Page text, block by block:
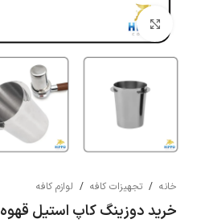
بزرگنمایی تصویر
خانه / تجهیزات کافه / لوازم کافه
خرید دوزینگ کاپ استیل قهوه